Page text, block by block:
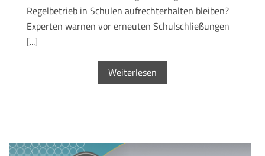
Regelbetrieb in Schulen aufrechterhalten bleiben?
Experten warnen vor erneuten Schulschließungen
[...]
Weiterlesen